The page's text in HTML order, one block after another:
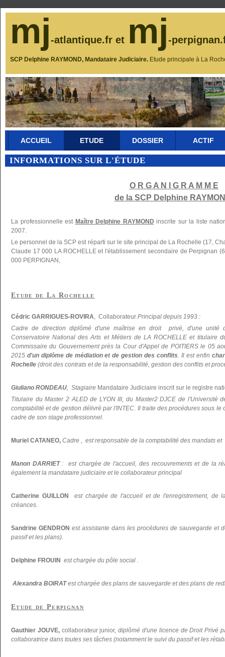
mj-atlantique.fr et mj-
SCP Delphine RAYMOND, Mandataire Judiciaire. Etude principale à La
ACCUEIL ETUDE DOSSIER ACTIF
INFORMATIONS SUR L'ÉTUDE
O R G A N I G R A M M E
de la SCP Delphine
La professionnelle est Maître Delphine RAYMOND inscrite sur la liste
2007.
Le personnel de la SCP est réparti sur le site principal de La Rochelle (17,
Claude 17 000 LA ROCHELLE et l'établissement secondaire de Perpignan
000 PERPIGNAN,
Etude de La Rochelle
Cédric GARRIGUES-ROVIRA, Collaborateur Principal depuis 1993 :
Cadre de direction diplômé d'une maîtrise en droit privé, d'une unité
Conservatoire National des Arts et Métiers de LA ROCHELLE et titulaire
Commissaire du Gouvernement près la Cour d'Appel de POITIERS le 05
2015 d'un diplôme de médiation et de gestion des conflits. Il est enfin
Rochelle (droit des contrats et de la responsabilité, gestion des conflits et
Giuliano RONDEAU, Stagiaire Mandataire Judiciaire inscrit sur le registre
Titulaire du Master 2 ALED de LYON III, du Master2 DJCE de l'Université
comptabilité et de gestion délivré par l'INTEC. Il traite des procédures sous
cadre de son stage professionnel.
Muriel CATANEO, Cadre , est responsable de la comptabilité des mandats et
Manon DARRIET: est chargée de l'accueil, des recouvrements et de la
également la mandataire judiciaire et le collaborateur principal
Catherine GUILLON
est chargée de l'accueil et de l'enregistrement, de
créances.
Sandrine GENDRON est assistante dans les procédures de sauvegarde et
passif et les plans).
Delphine FROUIN est chargée du pôle social .
Alexandra BOIRAT est chargée des plans de sauvegarde et des plans de
Etude de Perpignan
Gauthier JOUVE, collaborateur junior, diplômé d'une licence de Droit Privé
collaboratrice dans toutes ses tâches (notamment le suivi du passif et les